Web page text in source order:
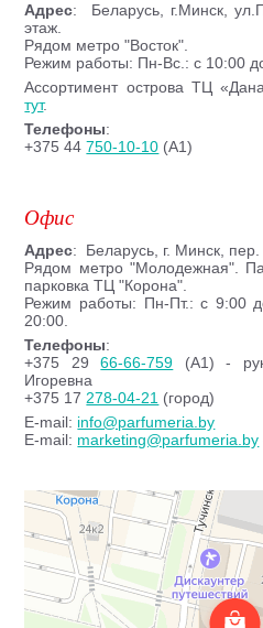
Адрес: Беларусь, г.Минск,
этаж.
Рядом метро "Восток".
Режим работы: Пн-Вс.: с 10:00
Ассортимент острова ТЦ
тут.
Телефоны:
+375 44750-10-10 (A1)
Офис
Адрес: Беларусь, г. Минск,
Рядом метро "Молодежная".
парковка ТЦ "Корона".
Режим работы: Пн-Пт.: с 9:00
20:00.
Телефоны:
+375 2966-66-759 (A1) -
Игоревна
+375 17 278-04-21 (город)
E-mail: info@parfumeria.by
E-mail: marketing@parfumeria.by